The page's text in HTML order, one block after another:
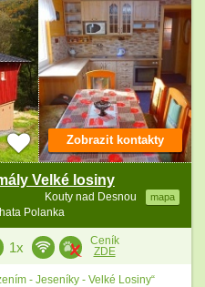
Velké losiny
Kouty nad Desnou mapa
Polanka
Zobrazit kontakty
1x
Ceník
ZDE
- Jeseníky - Velké Losiny“